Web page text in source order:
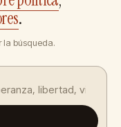
.
la búsqueda.